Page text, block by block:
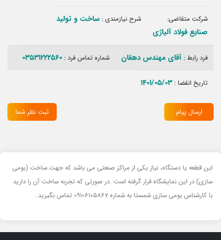
شرکت متقاضی:
صنایع فولاد آلیاژی
شرح نیازمندی : ساخت و تولید‏
فرد رابط : آقای مهندس دهقان شماره تماس فرد : 03531222560
تاریخ انقضا :1401/05/03
ارسال پیام ثبت نظر شما
این قطعه یا دستگاه، نیاز یکی از مراکز صنعتی می باشد که جهت ساخت (بومی
سازی) در این نمایشگاه قرار گرفته است .در صورتی که تجربه ساخت آن را دارید
با کارشناس بومی سازی شمستا به شماره 09106105867 تماس بگیرید.